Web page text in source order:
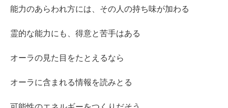
能力のあらわれ方には、その人の持ち味が加わる
霊的な能力にも、得意と苦手はある
オーラの見た目をたとえるなら
オーラに含まれる情報を読みとる